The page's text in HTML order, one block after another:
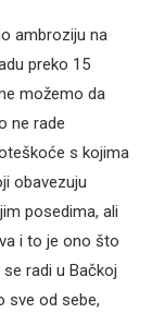
ambroziju na
preko 15
možemo da
ne rade
s kojima
obavezuju
posedima, ali
i to je ono što
radi u Bačkoj
sve od sebe,